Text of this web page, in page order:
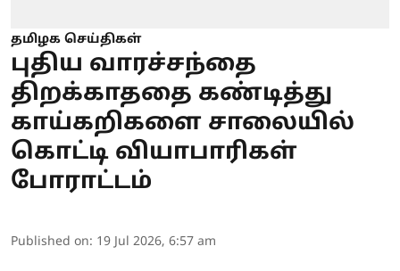
தமிழக செய்திகள்
புதிய வாரச்சந்தை
திறக்காததை கண்டித்து
காய்கறிகளை சாலையில்
கொட்டி வியாபாரிகள்
போராட்டம்
Published on: 19 Jul 2026, 6:57 am